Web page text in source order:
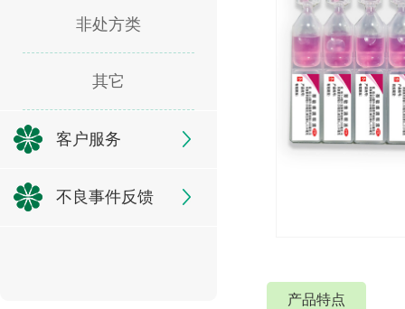
非处方类
其它
客户服务
不良事件反馈
产品特点